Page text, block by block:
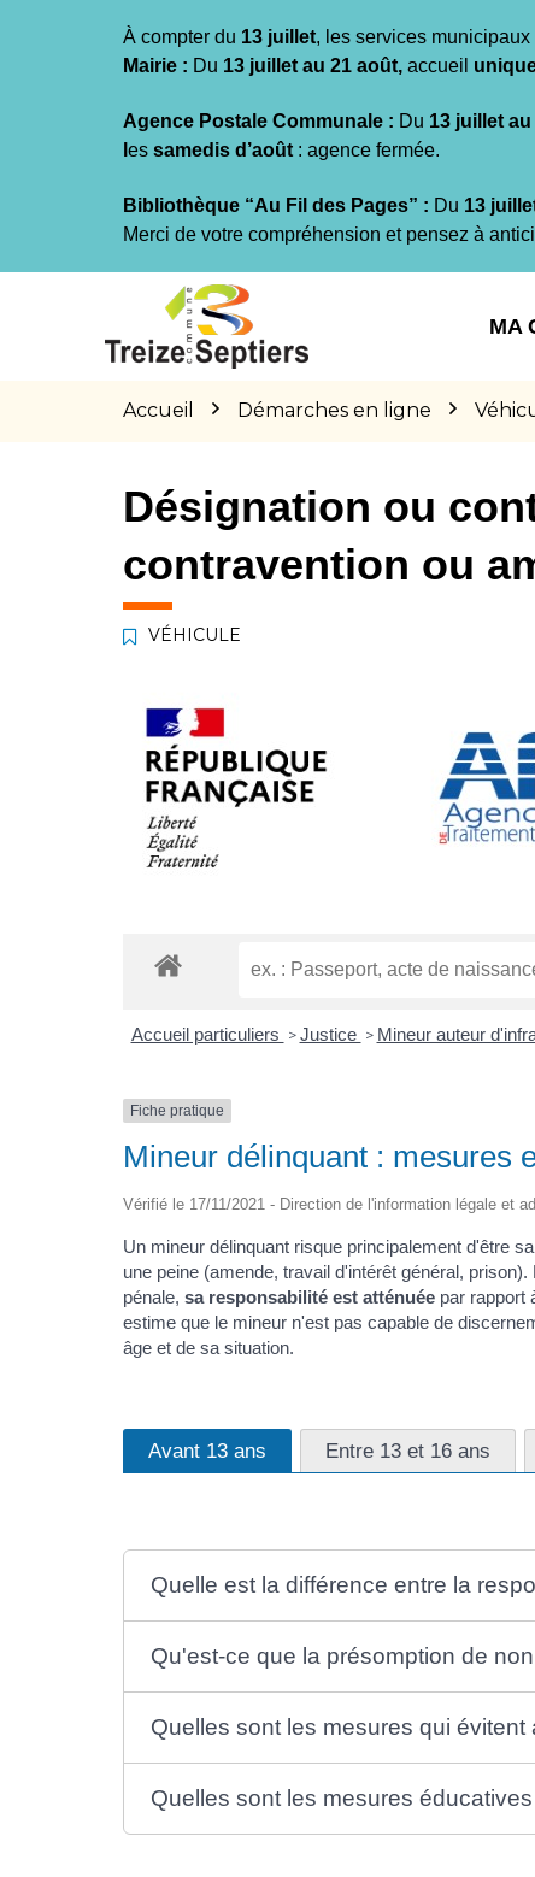
À compter du 13 juillet, les services municipaux
Mairie : Du 13 juillet au 21 août, accueil
Agence Postale Communale : Du 13 juillet
es samedis d’août : agence fermée.
Bibliothèque “Au Fil des Pages” : Du 13
Merci de votre compréhension et pensez à
MA
Accueil Démarches en ligne
Désignation ou
contravention ou
VÉHICULE
Accueil particuliers > Justice > Mineur auteur
Fiche pratique
Mineur délinquant : mesures
Vérifié le 17/11/2021 - Direction de l'information légale et
Un mineur délinquant risque principalement d'être
une peine (amende, travail d'intérêt général,
pénale, sa responsabilité est atténuée par rapport
estime que le mineur n'est pas capable de
âge et de sa situation.
Avant 13 ans Entre 13 et 16 ans
Quelle est la différence entre la
Qu'est-ce que la présomption de
Quelles sont les mesures qui évitent
Quelles sont les mesures